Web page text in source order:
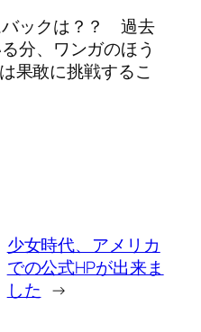
バックは？？ 過去
分、ワンガのほう
果敢に挑戦するこ
少女時代、アメリカ
での公式HPが出来ま
した →